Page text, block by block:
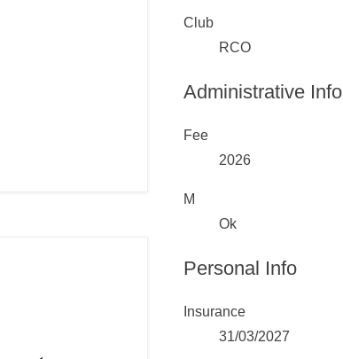
Club
RCO
Administrative Info
Fee
2026
M
Ok
Personal Info
Insurance
31/03/2027